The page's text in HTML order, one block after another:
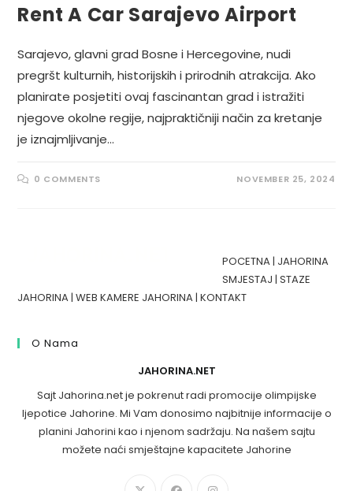
Rent A Car Sarajevo Airport
Sarajevo, glavni grad Bosne i Hercegovine, nudi
pregršt kulturnih, historijskih i prirodnih atrakcija. Ako
planirate posjetiti ovaj fascinantan grad i istražiti
njegove okolne regije, najpraktičniji način za kretanje
je iznajmljivanje…
0 COMMENTS NOVEMBER 25, 2024
POCETNA| JAHORINA
SMJESTAJ |STAZE
JAHORINA|WEB KAMERE JAHORINA|KONTAKT
O Nama
JAHORINA.NET
Sajt Jahorina.net je pokrenut radi promocije olimpijske
ljepotice Jahorine. Mi Vam donosimo najbitnije informacije o
planini Jahorini kao i njenom sadržaju. Na našem sajtu
možete naći smještajne kapacitete Jahorine